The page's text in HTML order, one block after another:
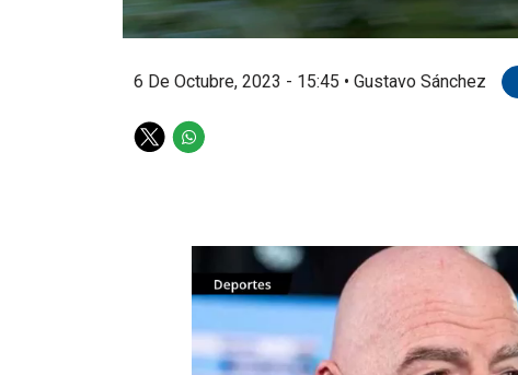
6 De Octubre, 2023 - 15:45 • Gustavo Sánchez
T
W
p